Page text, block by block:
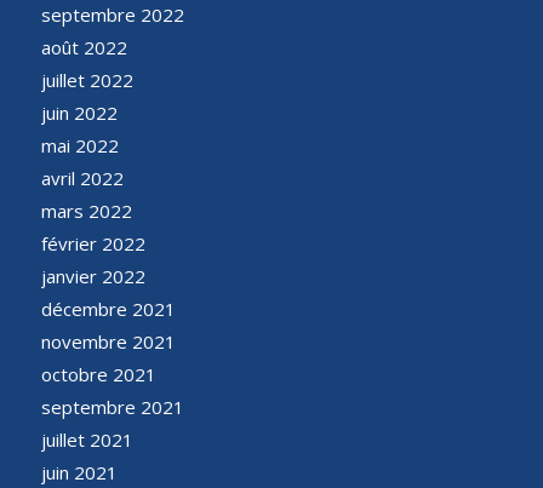
septembre 2022
août 2022
juillet 2022
juin 2022
mai 2022
avril 2022
mars 2022
février 2022
janvier 2022
décembre 2021
novembre 2021
octobre 2021
septembre 2021
juillet 2021
juin 2021